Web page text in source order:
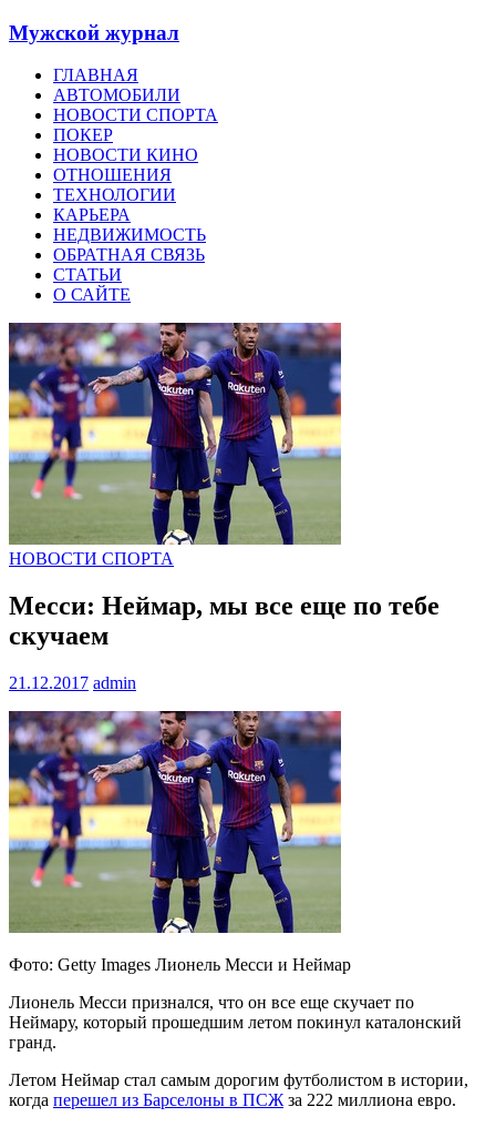
Мужской журнал
ГЛАВНАЯ
АВТОМОБИЛИ
НОВОСТИ СПОРТА
ПОКЕР
НОВОСТИ КИНО
ОТНОШЕНИЯ
ТЕХНОЛОГИИ
КАРЬЕРА
НЕДВИЖИМОСТЬ
ОБРАТНАЯ СВЯЗЬ
СТАТЬИ
О САЙТЕ
НОВОСТИ СПОРТА
Месси: Неймар, мы все еще по тебе
скучаем
21.12.2017 admin
Фото: Getty Images Лионель Месси и Неймар
Лионель Месси признался, что он все еще скучает по
Неймару, который прошедшим летом покинул каталонский
гранд.
Летом Неймар стал самым дорогим футболистом в истории,
когда перешел из Барселоны в ПСЖ за 222 миллиона евро.